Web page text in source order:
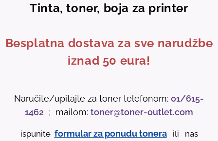
Tinta, toner, boja za printer
Besplatna dostava za sve narudžbe
iznad 50 eura!
Naručite/upitajte za toner telefonom: 01/615-
1462 ; mailom: toner@toner-outlet.com
ispunite formular za ponudu tonera
ili nas